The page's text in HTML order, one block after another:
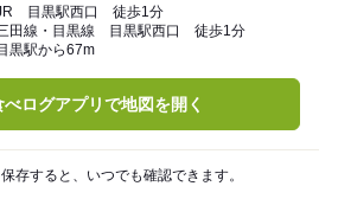
目黒駅西口 徒歩1分
田線・目黒線 目黒駅西口 徒歩1分
黒駅から67m
べログアプリで地図を開く
存すると、いつでも確認できます。